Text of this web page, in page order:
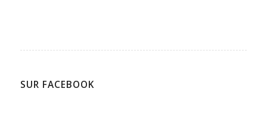
SUR FACEBOOK